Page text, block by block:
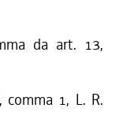
da art. 13,
1, L. R.